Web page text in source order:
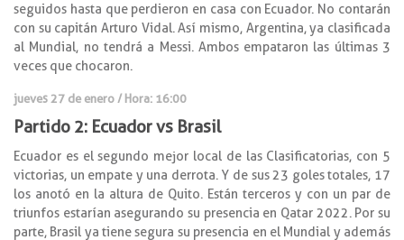
seguidos hasta que perdieron en casa con Ecuador. No contarán
con su capitán Arturo Vidal. Así mismo, Argentina, ya clasificada
al Mundial, no tendrá a Messi. Ambos empataron las últimas 3
veces que chocaron.
jueves 27 de enero / Hora: 16:00
Partido 2: Ecuador vs Brasil
Ecuador es el segundo mejor local de las Clasificatorias, con 5
victorias, un empate y una derrota. Y de sus 23 goles totales, 17
los anotó en la altura de Quito. Están terceros y con un par de
triunfos estarían asegurando su presencia en Qatar 2022. Por su
parte, Brasil ya tiene segura su presencia en el Mundial y además